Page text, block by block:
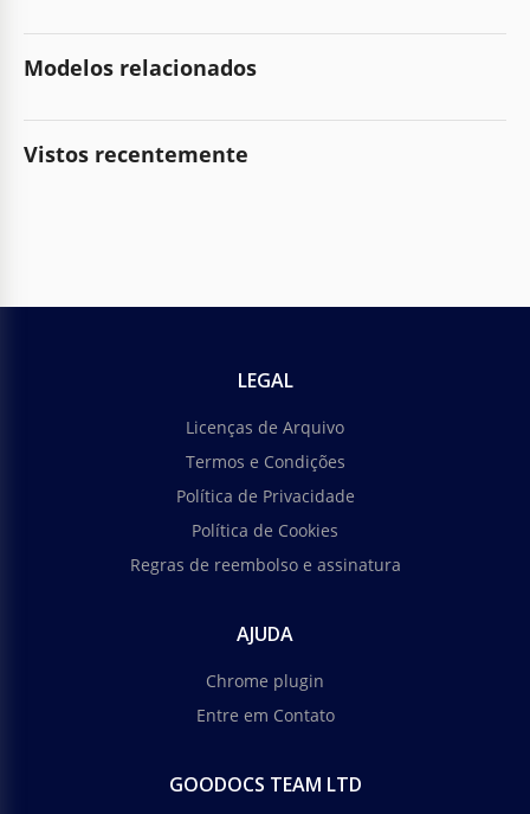
Modelos relacionados
Vistos recentemente
LEGAL
Licenças de Arquivo
Termos e Condições
Política de Privacidade
Política de Cookies
Regras de reembolso e assinatura
AJUDA
Chrome plugin
Entre em Contato
GOODOCS TEAM LTD